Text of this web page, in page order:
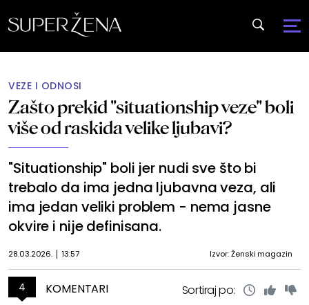
VEZE I ODNOSI
Zašto prekid "situationship veze" boli
više od raskida velike ljubavi?
"Situationship" boli jer nudi sve što bi
trebalo da ima jedna ljubavna veza, ali
ima jedan veliki problem - nema jasne
okvire i nije definisana.
28.03.2026. 13:57 Izvor: Ženski magazin
4 KOMENTARI Sortiraj po: